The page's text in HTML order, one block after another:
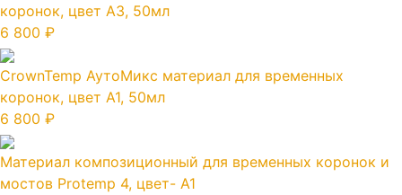
коронок, цвет A3, 50мл
6 800 ₽
CrownTemp АутоМикс материал для временных
коронок, цвет A1, 50мл
6 800 ₽
Материал композиционный для временных коронок и
мостов Protemp 4, цвет- А1